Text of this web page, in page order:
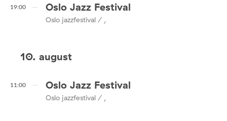
19:00 Oslo Jazz Festival
Oslo jazzfestival / ,
10. august
11:00 Oslo Jazz Festival
Oslo jazzfestival / ,